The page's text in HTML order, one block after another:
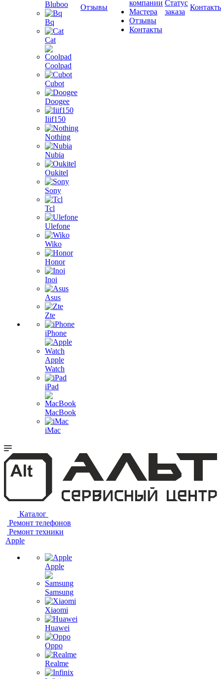
Bluboo
Bq
Cat
Coolpad
Cubot
Doogee
Iiif150
Nothing
Nubia
Oukitel
Sony
Tcl
Ulefone
Wiko
Honor
Inoi
Asus
Zte
iPhone
Apple
Watch
iPad
MacBook
iMac
Отзывы
компании
Мастера
Отзывы
Контакты
Статус
заказа
Каталог
Ремонт телефонов
Ремонт техники
Apple
Apple
Samsung
Xiaomi
Huawei
Oppo
Realme